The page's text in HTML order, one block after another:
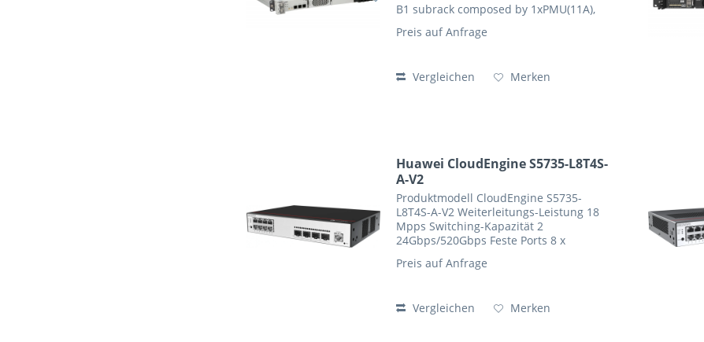
B1 subrack composed by 1xPMU(11A),
connected Europe power cable, max
Preis auf Anfrage
Vergleichen Merken
Huawei CloudEngine S5735-L8T4S-
A-V2
Produktmodell CloudEngine S5735-
L8T4S-A-V2 Weiterleitungs-Leistung 18
Mpps Switching-Kapazität 2
24Gbps/520Gbps Feste Ports 8 x
Ports PoE Nicht unterstützt MAC-
Preis auf Anfrage
Vergleichen Merken